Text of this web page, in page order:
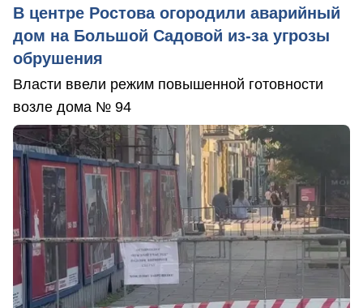
В центре Ростова огородили аварийный
дом на Большой Садовой из-за угрозы
обрушения
Власти ввели режим повышенной готовности
возле дома № 94